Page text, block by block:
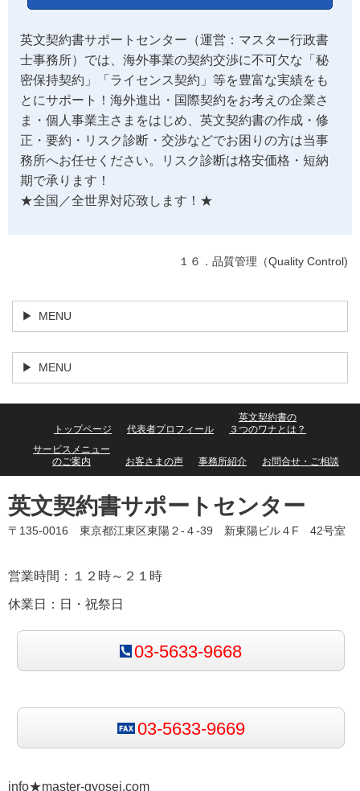
英文契約書サポートセンター（運営：マスター行政書
士事務所）では、海外事業の契約交渉に不可欠な「秘
密保持契約」「ライセンス契約」等を豊富な実績をも
とにサポート！海外進出・国際契約をお考えの企業さ
ま・個人事業主さまをはじめ、英文契約書の作成・修
正・要約・リスク診断・交渉などでお困りの方は当事
務所へお任せください。リスク診断は格安価格・短納
期で承ります！
★全国／全世界対応致します！★
１６．品質管理（Quality Control)
MENU
MENU
トップページ 代表者プロフィール
英文契約書の
３つのワナとは？
サービスメニュー
のご案内
お客さまの声 事務所紹介 お問合せ・ご相談
英文契約書サポートセンター
〒135-0016 東京都江東区東陽２-４-39 新東陽ビル４F 42号室
営業時間：１２時～２１時
休業日：日・祝祭日
03-5633-9668
03-5633-9669
info★master-gyosei.com